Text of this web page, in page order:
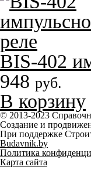
BIS-402
948 руб.
В корзину
© 2013-2023
Создание и
При поддержке
Budavnik.by
Политика
Карта сайта